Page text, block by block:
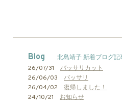
Blog 北島靖子 新着ブログ記
26/07/31 バッサリカット
26/06/03 バッサリ
26/04/02 復帰しました！
24/10/21 お知らせ